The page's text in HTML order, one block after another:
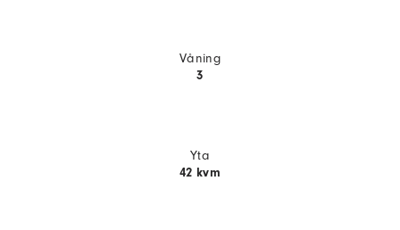
Våning
3
Yta
42 kvm